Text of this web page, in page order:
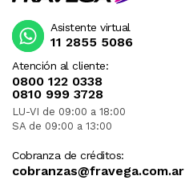
Atención al cliente:
0800 122 0338
0810 999 3728
LU-VI de 09:00 a 18:00
SA de 09:00 a 13:00
Cobranza de créditos:
cobranzas@fravega.com.ar
Asistente virtual
11 2855 5086